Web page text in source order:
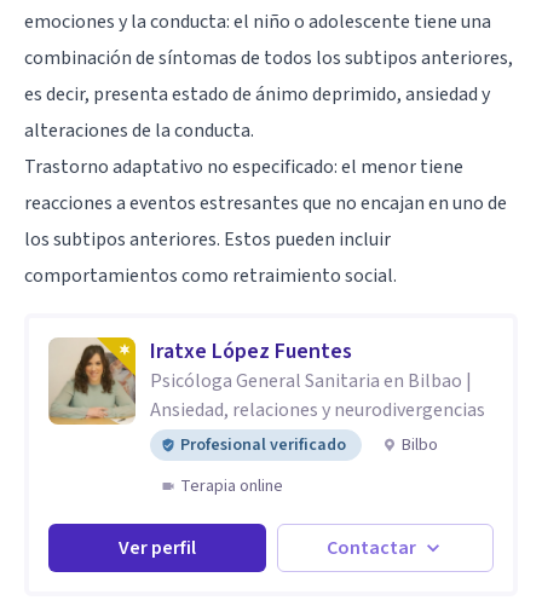
emociones y la conducta: el niño o adolescente tiene una
combinación de síntomas de todos los subtipos anteriores,
es decir, presenta estado de ánimo deprimido, ansiedad y
alteraciones de la conducta.
Trastorno adaptativo no especificado: el menor tiene
reacciones a eventos estresantes que no encajan en uno de
los subtipos anteriores. Estos pueden incluir
comportamientos como retraimiento social.
Iratxe López Fuentes
Psicóloga General Sanitaria en Bilbao |
Ansiedad, relaciones y neurodivergencias
Profesional verificado
Bilbo
Terapia online
Ver perfil Contactar